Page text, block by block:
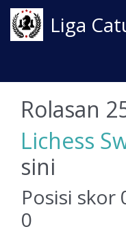
Liga
Rolasan
Lichess
sini
Posisi skor
0